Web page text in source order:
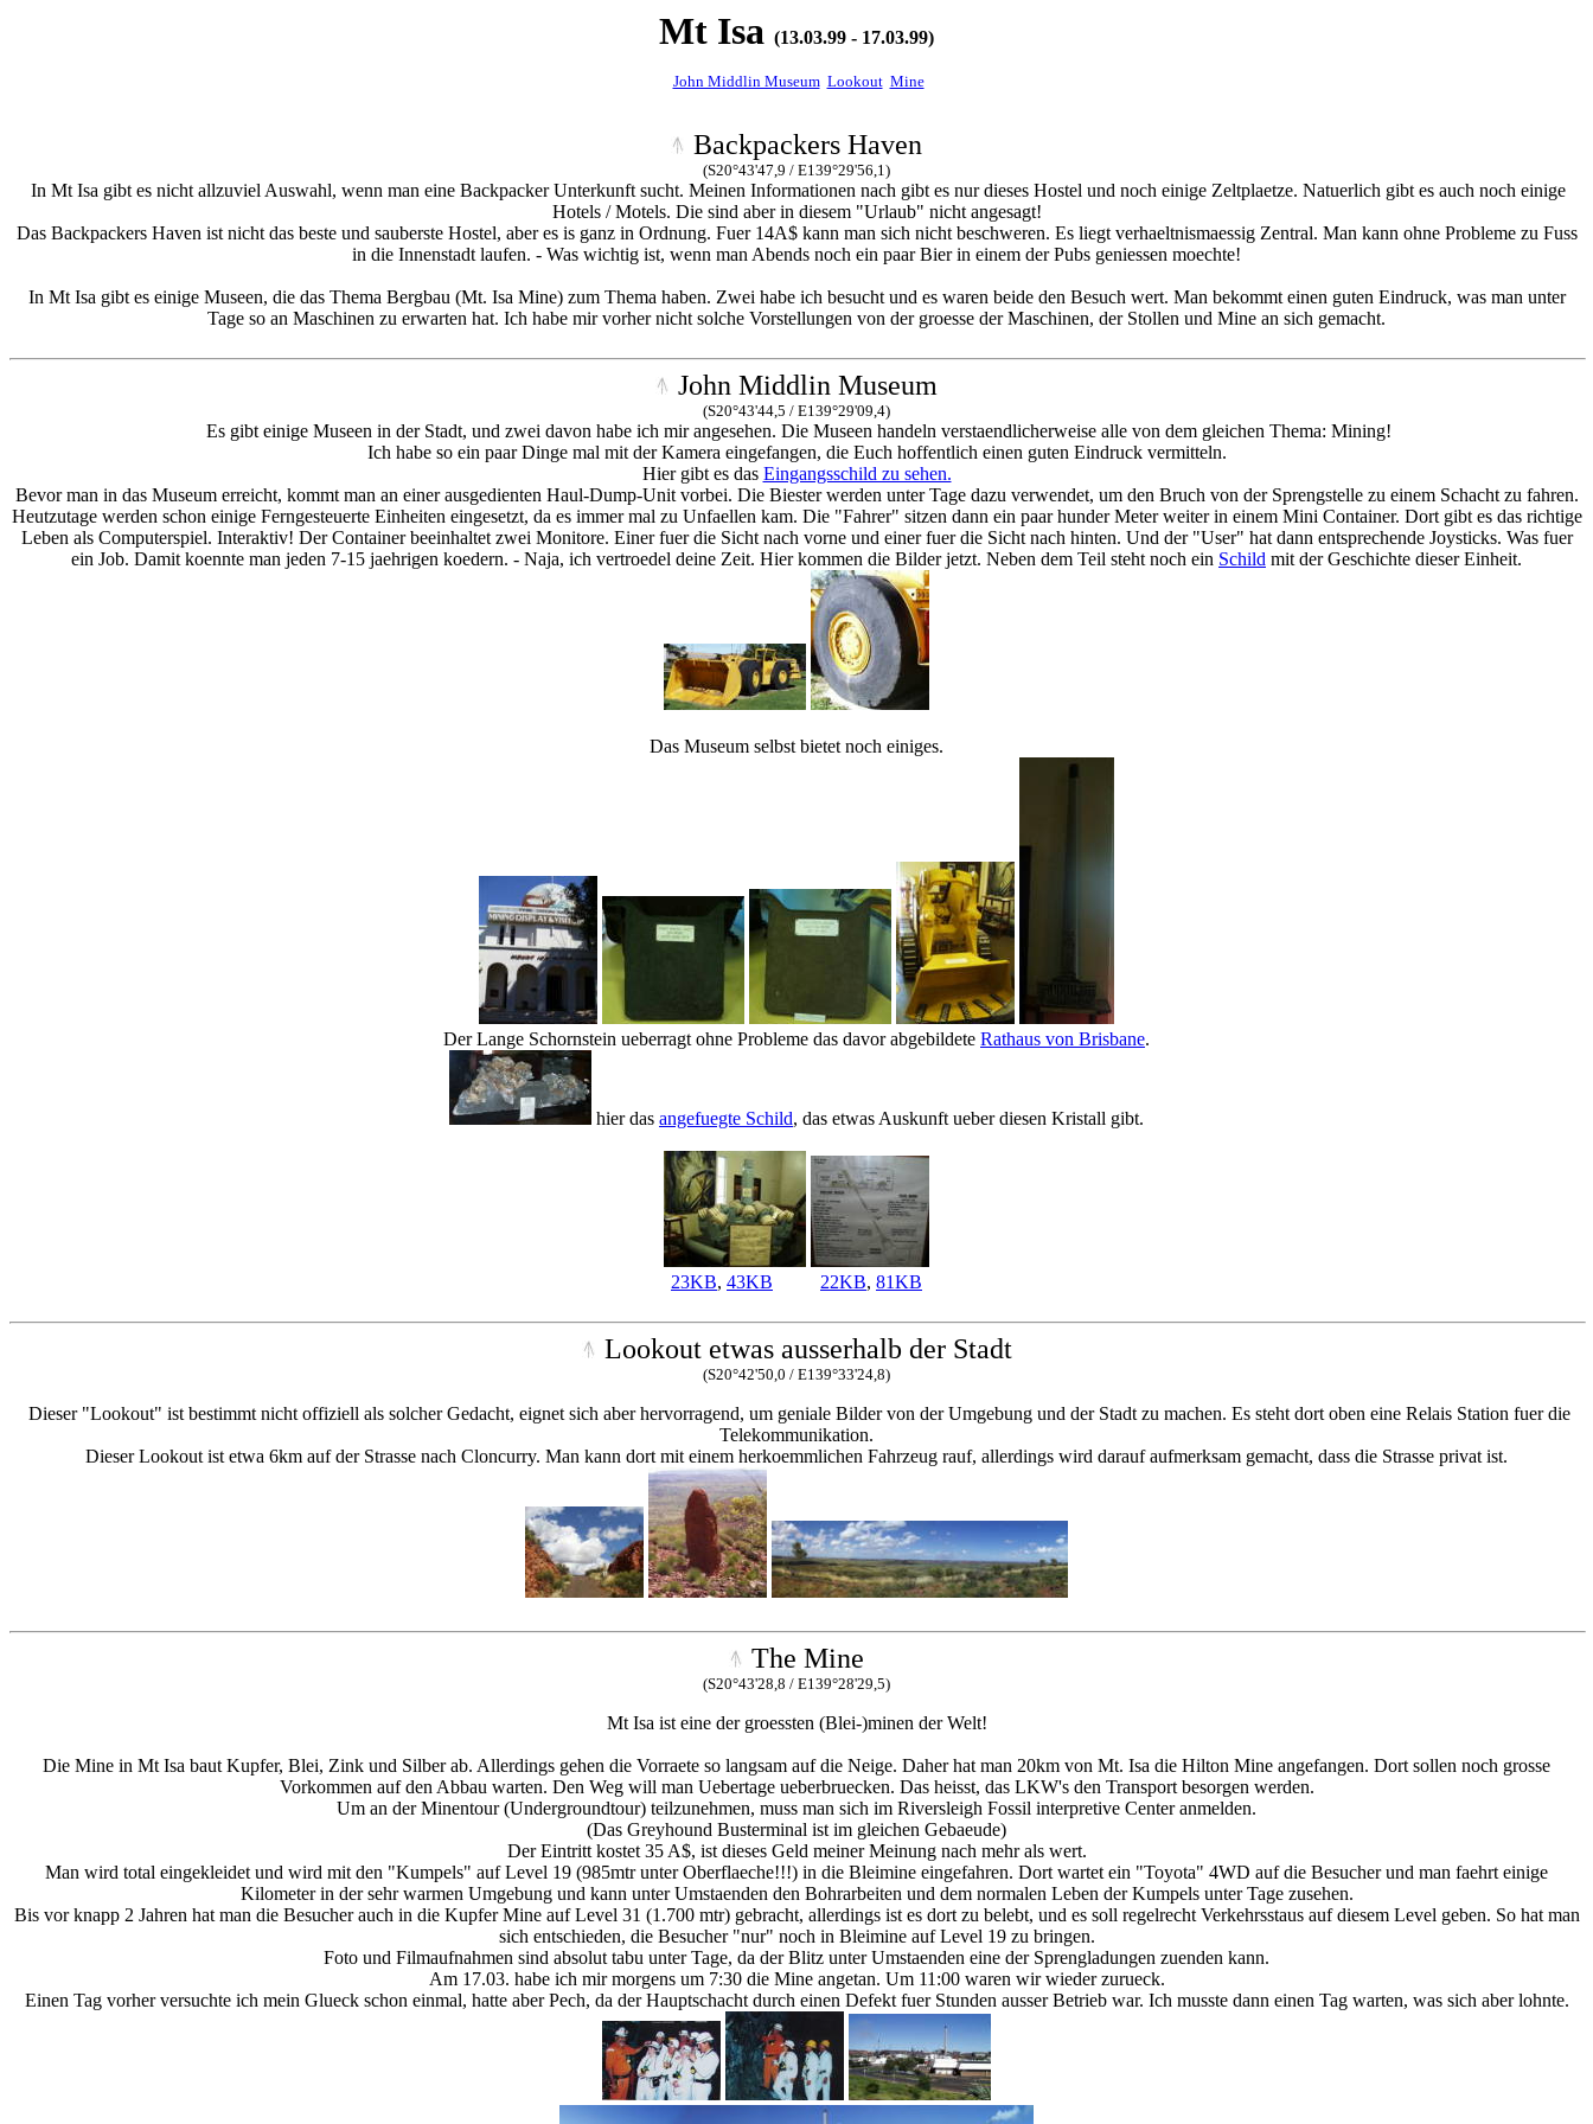
Mt Isa (13.03.99 - 17.03.99)
John Middlin Museum Lookout Mine
Backpackers Haven
(S20°43'47,9 / E139°29'56,1)
In Mt Isa gibt es nicht allzuviel Auswahl, wenn man eine Backpacker Unterkunft sucht. Meinen Informationen nach gibt es nur dieses Hostel und noch einige Zeltplaetze. Natuerlich gibt es auch noch einige
Hotels / Motels. Die sind aber in diesem "Urlaub" nicht angesagt!
Das Backpackers Haven ist nicht das beste und sauberste Hostel, aber es is ganz in Ordnung. Fuer 14A$ kann man sich nicht beschweren. Es liegt verhaeltnismaessig Zentral. Man kann ohne Probleme zu Fuss
in die Innenstadt laufen. - Was wichtig ist, wenn man Abends noch ein paar Bier in einem der Pubs geniessen moechte!
In Mt Isa gibt es einige Museen, die das Thema Bergbau (Mt. Isa Mine) zum Thema haben. Zwei habe ich besucht und es waren beide den Besuch wert. Man bekommt einen guten Eindruck, was man unter
Tage so an Maschinen zu erwarten hat. Ich habe mir vorher nicht solche Vorstellungen von der groesse der Maschinen, der Stollen und Mine an sich gemacht.
John Middlin Museum
(S20°43'44,5 / E139°29'09,4)
Es gibt einige Museen in der Stadt, und zwei davon habe ich mir angesehen. Die Museen handeln verstaendlicherweise alle von dem gleichen Thema: Mining!
Ich habe so ein paar Dinge mal mit der Kamera eingefangen, die Euch hoffentlich einen guten Eindruck vermitteln.
Hier gibt es das Eingangsschild zu sehen.
Bevor man in das Museum erreicht, kommt man an einer ausgedienten Haul-Dump-Unit vorbei. Die Biester werden unter Tage dazu verwendet, um den Bruch von der Sprengstelle zu einem Schacht zu fahren.
Heutzutage werden schon einige Ferngesteuerte Einheiten eingesetzt, da es immer mal zu Unfaellen kam. Die "Fahrer" sitzen dann ein paar hunder Meter weiter in einem Mini Container. Dort gibt es das richtige
Leben als Computerspiel. Interaktiv! Der Container beeinhaltet zwei Monitore. Einer fuer die Sicht nach vorne und einer fuer die Sicht nach hinten. Und der "User" hat dann entsprechende Joysticks. Was fuer
ein Job. Damit koennte man jeden 7-15 jaehrigen koedern. - Naja, ich vertroedel deine Zeit. Hier kommen die Bilder jetzt. Neben dem Teil steht noch ein Schild mit der Geschichte dieser Einheit.
Das Museum selbst bietet noch einiges.
Der Lange Schornstein ueberragt ohne Probleme das davor abgebildete Rathaus von Brisbane.
hier das angefuegte Schild, das etwas Auskunft ueber diesen Kristall gibt.
23KB, 43KB 22KB, 81KB
Lookout etwas ausserhalb der Stadt
(S20°42'50,0 / E139°33'24,8)
Dieser "Lookout" ist bestimmt nicht offiziell als solcher Gedacht, eignet sich aber hervorragend, um geniale Bilder von der Umgebung und der Stadt zu machen. Es steht dort oben eine Relais Station fuer die
Telekommunikation.
Dieser Lookout ist etwa 6km auf der Strasse nach Cloncurry. Man kann dort mit einem herkoemmlichen Fahrzeug rauf, allerdings wird darauf aufmerksam gemacht, dass die Strasse privat ist.
The Mine
(S20°43'28,8 / E139°28'29,5)
Mt Isa ist eine der groessten (Blei-)minen der Welt!
Die Mine in Mt Isa baut Kupfer, Blei, Zink und Silber ab. Allerdings gehen die Vorraete so langsam auf die Neige. Daher hat man 20km von Mt. Isa die Hilton Mine angefangen. Dort sollen noch grosse
Vorkommen auf den Abbau warten. Den Weg will man Uebertage ueberbruecken. Das heisst, das LKW's den Transport besorgen werden.
Um an der Minentour (Undergroundtour) teilzunehmen, muss man sich im Riversleigh Fossil interpretive Center anmelden.
(Das Greyhound Busterminal ist im gleichen Gebaeude)
Der Eintritt kostet 35 A$, ist dieses Geld meiner Meinung nach mehr als wert.
Man wird total eingekleidet und wird mit den "Kumpels" auf Level 19 (985mtr unter Oberflaeche!!!) in die Bleimine eingefahren. Dort wartet ein "Toyota" 4WD auf die Besucher und man faehrt einige
Kilometer in der sehr warmen Umgebung und kann unter Umstaenden den Bohrarbeiten und dem normalen Leben der Kumpels unter Tage zusehen.
Bis vor knapp 2 Jahren hat man die Besucher auch in die Kupfer Mine auf Level 31 (1.700 mtr) gebracht, allerdings ist es dort zu belebt, und es soll regelrecht Verkehrsstaus auf diesem Level geben. So hat man
sich entschieden, die Besucher "nur" noch in Bleimine auf Level 19 zu bringen.
Foto und Filmaufnahmen sind absolut tabu unter Tage, da der Blitz unter Umstaenden eine der Sprengladungen zuenden kann.
Am 17.03. habe ich mir morgens um 7:30 die Mine angetan. Um 11:00 waren wir wieder zurueck.
Einen Tag vorher versuchte ich mein Glueck schon einmal, hatte aber Pech, da der Hauptschacht durch einen Defekt fuer Stunden ausser Betrieb war. Ich musste dann einen Tag warten, was sich aber lohnte.